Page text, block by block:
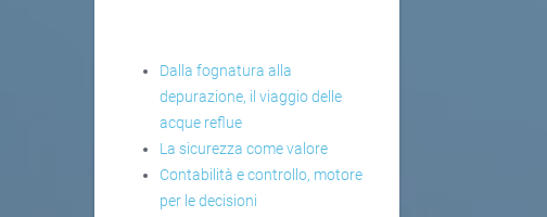
Dalla fognatura alla
depurazione, il viaggio delle
acque reflue
La sicurezza come valore
Contabilità e controllo, motore
per le decisioni